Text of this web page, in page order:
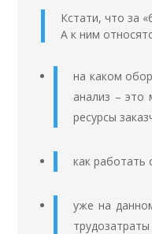
Кстати, что за
А к ним
на каком
анализ – это
ресурсы
как работать
уже на